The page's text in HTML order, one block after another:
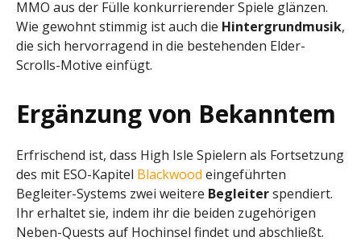
MMO aus der Fülle konkurrierender Spiele glänzen.
Wie gewohnt stimmig ist auch die Hintergrundmusik,
die sich hervorragend in die bestehenden Elder-
Scrolls-Motive einfügt.
Ergänzung von Bekanntem
Erfrischend ist, dass High Isle Spielern als Fortsetzung
des mit ESO-Kapitel Blackwood eingeführten
Begleiter-Systems zwei weitere Begleiterspendiert.
Ihr erhaltet sie, indem ihr die beiden zugehörigen
Neben-Quests auf Hochinsel findet und abschließt.